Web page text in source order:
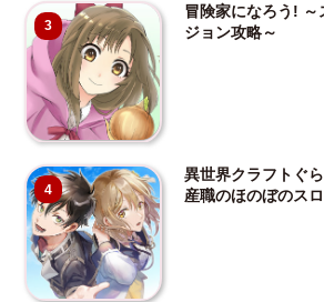
3
冒険家になろう!
ジョン攻略～
4
異世界クラフトぐ
産職のほのぼのス